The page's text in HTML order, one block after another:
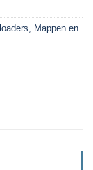
Mappen en